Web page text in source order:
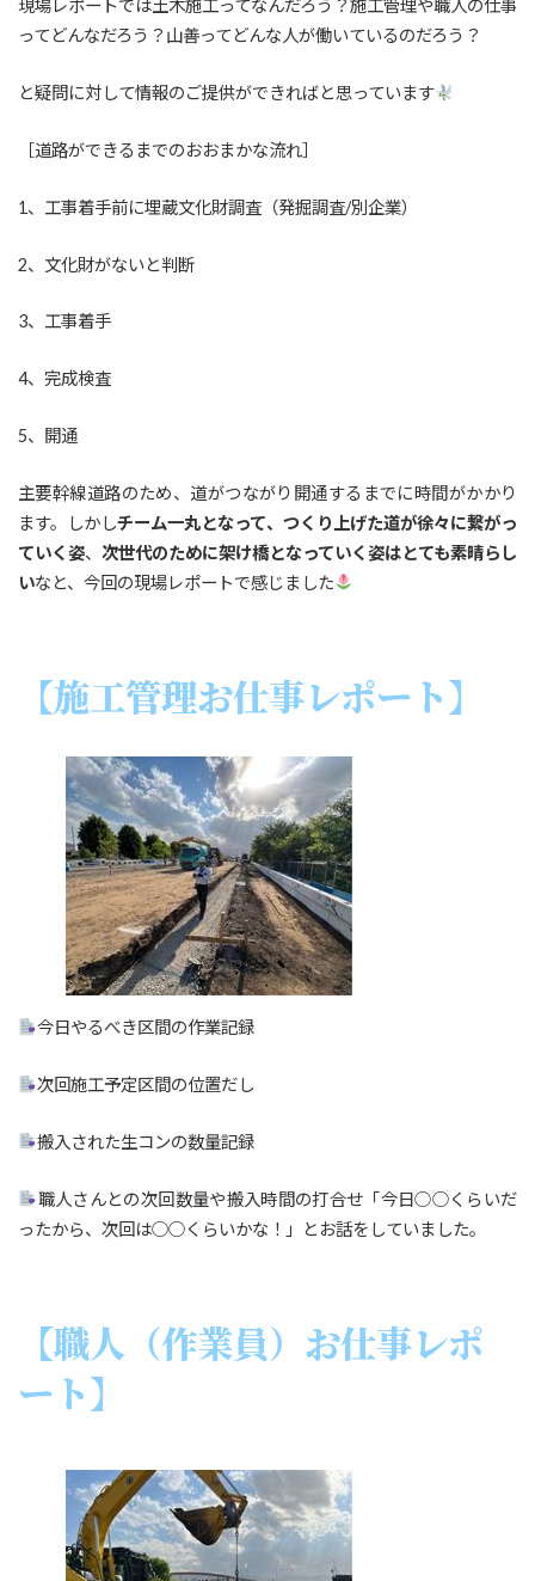
現場レポートでは土木施工ってなんだろう？施工管理や職人の仕事
ってどんなだろう？山善ってどんな人が働いているのだろう？
と疑問に対して情報のご提供ができればと思っています
［道路ができるまでのおおまかな流れ］
1、工事着手前に埋蔵文化財調査（発掘調査/別企業）
2、文化財がないと判断
3、工事着手
4、完成検査
5、開通
主要幹線道路のため、道がつながり開通するまでに時間がかかり
ます。しかしチーム一丸となって、つくり上げた道が徐々に繋がっ
ていく姿、 次世代のために架け橋となっていく姿はとても素晴らし
いなと、今回の現場レポートで感じました
【施工管理お仕事レポート】
今日やるべき区間の作業記録
次回施工予定区間の位置だし
搬入された生コンの数量記録
職人さんとの次回数量や搬入時間の打合せ「今日○○くらいだ
ったから、次回は○○くらいかな！」とお話をしていました。
【職人（作業員）お仕事レポ
ート】